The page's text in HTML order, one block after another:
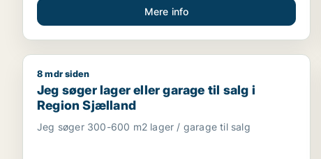
Mere info
Jeg søger lager eller garage til salg i Region Sjælland
8 mdr siden
Jeg søger lager eller garage til salg i
Region Sjælland
Jeg søger 300-600 m2 lager / garage til salg